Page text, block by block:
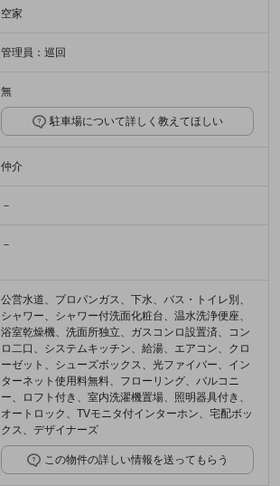
空家
管理員：巡回
無
駐車場について詳しく教えてほしい
仲介
－
－
公営水道、プロパンガス、下水、バス・トイレ別、
シャワー、シャワー付洗面化粧台、温水洗浄便座、
浴室乾燥機、洗面所独立、ガスコンロ設置済、コン
ロ二口、システムキッチン、給湯、エアコン、クロ
ーゼット、シューズボックス、光ファイバー、イン
ターネット使用料無料、フローリング、バルコニ
ー、ロフト付き、室内洗濯機置場、照明器具付き、
オートロック、TVモニタ付インターホン、宅配ボッ
クス、デザイナーズ
この物件の詳しい情報を送ってもらう